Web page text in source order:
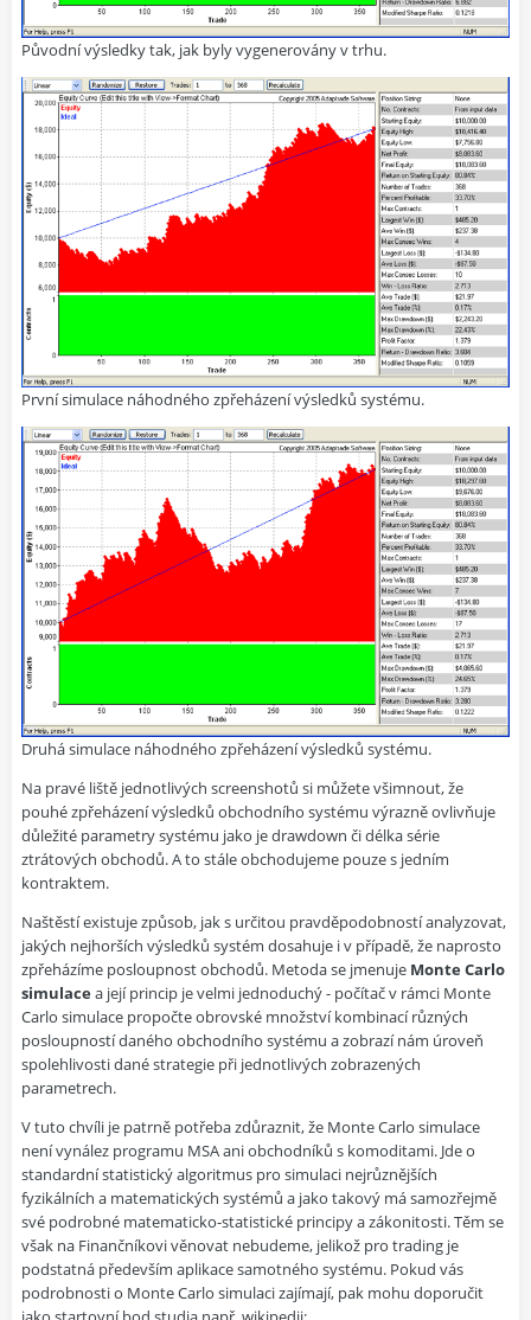
Původní výsledky tak, jak byly vygenerovány v trhu.
První simulace náhodného zpřeházení výsledků systému.
Druhá simulace náhodného zpřeházení výsledků systému.
Na pravé liště jednotlivých screenshotů si můžete všimnout, že
pouhé zpřeházení výsledků obchodního systému výrazně ovlivňuje
důležité parametry systému jako je drawdown či délka série
ztrátových obchodů. A to stále obchodujeme pouze s jedním
kontraktem.
Naštěstí existuje způsob, jak s určitou pravděpodobností analyzovat,
jakých nejhorších výsledků systém dosahuje i v případě, že naprosto
zpřeházíme posloupnost obchodů. Metoda se jmenuje Monte Carlo
simulace a její princip je velmi jednoduchý - počítač v rámci Monte
Carlo simulace propočte obrovské množství kombinací různých
posloupností daného obchodního systému a zobrazí nám úroveň
spolehlivosti dané strategie při jednotlivých zobrazených
parametrech.
V tuto chvíli je patrně potřeba zdůraznit, že Monte Carlo simulace
není vynález programu MSA ani obchodníků s komoditami. Jde o
standardní statistický algoritmus pro simulaci nejrůznějších
fyzikálních a matematických systémů a jako takový má samozřejmě
své podrobné matematicko-statistické principy a zákonitosti. Těm se
však na Finančníkovi věnovat nebudeme, jelikož pro trading je
podstatná především aplikace samotného systému. Pokud vás
podrobnosti o Monte Carlo simulaci zajímají, pak mohu doporučit